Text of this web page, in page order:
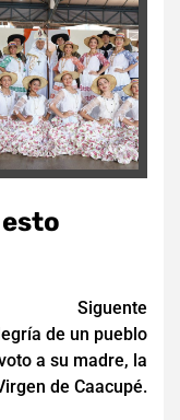
Siguente
de un pueblo
a su madre, la
de Caacupé.